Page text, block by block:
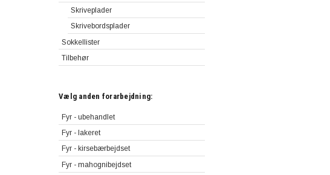
Skriveplader
Skrivebordsplader
Sokkellister
Tilbehør
Vælg anden forarbejdning:
Fyr - ubehandlet
Fyr - lakeret
Fyr - kirsebærbejdset
Fyr - mahognibejdset